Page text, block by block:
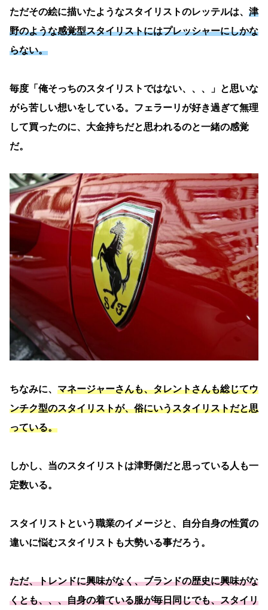
ただその絵に描いたようなスタイリストのレッテルは、 津
野のような感覚型スタイリストにはプレッシャーにしかな
らない。
毎度「俺そっちのスタイリストではない、、、」と思いな
がら苦しい想いをしている。フェラーリが好き過ぎて無理
して買ったのに、大金持ちだと思われるのと一緒の感覚
だ。
ちなみに、 マネージャーさんも、タレントさんも総じてウ
ンチク型のスタイリストが、俗にいうスタイリストだと思
っている。
しかし、当のスタイリストは津野側だと思っている人も一
定数いる。
スタイリストという職業のイメージと、自分自身の性質の
違いに悩むスタイリストも大勢いる事だろう。
ただ、トレンドに興味がなく、ブランドの歴史に興味がな
くとも、、、自身の着ている服が毎日同じでも、スタイリ